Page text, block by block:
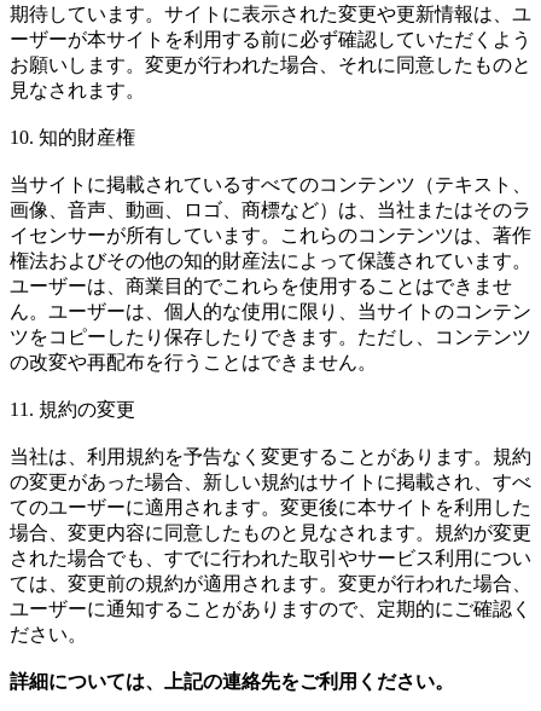
期待しています。サイトに表示された変更や更新情報は、ユ
ーザーが本サイトを利用する前に必ず確認していただくよう
お願いします。変更が行われた場合、それに同意したものと
見なされます。
10. 知的財産権
当サイトに掲載されているすべてのコンテンツ（テキスト、
画像、音声、動画、ロゴ、商標など）は、当社またはそのラ
イセンサーが所有しています。これらのコンテンツは、著作
権法およびその他の知的財産法によって保護されています。
ユーザーは、商業目的でこれらを使用することはできませ
ん。ユーザーは、個人的な使用に限り、当サイトのコンテン
ツをコピーしたり保存したりできます。ただし、コンテンツ
の改変や再配布を行うことはできません。
11. 規約の変更
当社は、利用規約を予告なく変更することがあります。規約
の変更があった場合、新しい規約はサイトに掲載され、すべ
てのユーザーに適用されます。変更後に本サイトを利用した
場合、変更内容に同意したものと見なされます。規約が変更
された場合でも、すでに行われた取引やサービス利用につい
ては、変更前の規約が適用されます。変更が行われた場合、
ユーザーに通知することがありますので、定期的にご確認く
ださい。
詳細については、上記の連絡先をご利用ください。